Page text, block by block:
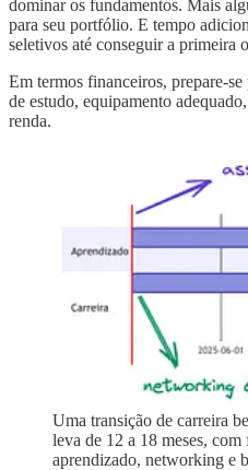
dominar os fundamentos. Mais
para seu portfólio. E tempo
seletivos até conseguir a primeira
Em termos financeiros, prepare-
de estudo, equipamento
renda.
Uma transição de carreira
leva de 12 a 18 meses, com
aprendizado, networking e